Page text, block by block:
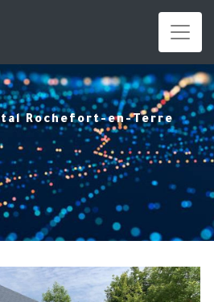
Rochefort-en-Terre